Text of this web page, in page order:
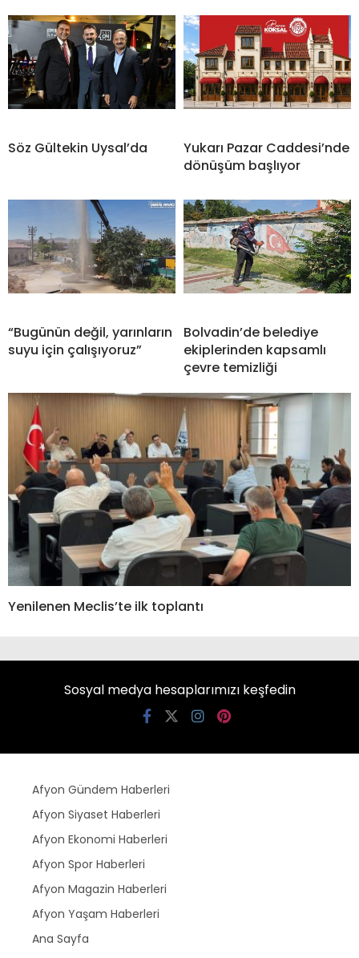
Söz Gültekin Uysal’da
Yukarı Pazar Caddesi’nde
dönüşüm başlıyor
“Bugünün değil, yarınların
suyu için çalışıyoruz”
Bolvadin’de belediye
ekiplerinden kapsamlı
çevre temizliği
Yenilenen Meclis’te ilk toplantı
Sosyal medya hesaplarımızı keşfedin
Afyon Gündem Haberleri
Afyon Siyaset Haberleri
Afyon Ekonomi Haberleri
Afyon Spor Haberleri
Afyon Magazin Haberleri
Afyon Yaşam Haberleri
Ana Sayfa